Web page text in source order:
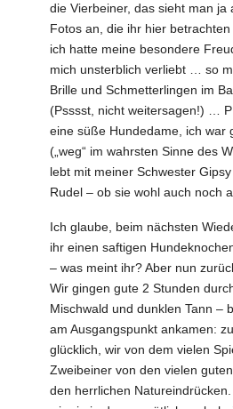
die Vierbeiner, das sieht man ja
Fotos an, die ihr hier
ich hatte meine besondere
mich unsterblich verliebt … so
Brille und Schmetterlingen im
(Psssst, nicht weitersagen!) …
eine süße Hundedame, ich war
(„weg“ im wahrsten Sinne des
lebt mit meiner Schwester
Rudel – ob sie wohl auch noch
Ich glaube, beim nächsten
ihr einen saftigen
– was meint ihr? Aber nun
Wir gingen gute 2 Stunden
Mischwald und dunklen Tann –
am Ausgangspunkt ankamen:
glücklich, wir von dem vielen
Zweibeiner von den vielen
den herrlichen